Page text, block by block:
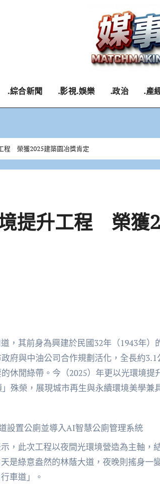
.綜合新聞 .影視.娛樂 .政治 .產
程 榮獲2025建築園冶獎肯定
提升工程 榮獲
，其前身為興建於民國32年（1943年）
府與中油公司合作規劃活化，全長約3.1
休閒綠帶。今（2025）年更以光環境提
殊榮，展現城市再生與永續環境美學兼
設置公廁並導入AI智慧公廁管理系統
，此次工程以夜間光環境營造為主軸，
是綠意盎然的林蔭大道，夜晚則搖身一
車道」。